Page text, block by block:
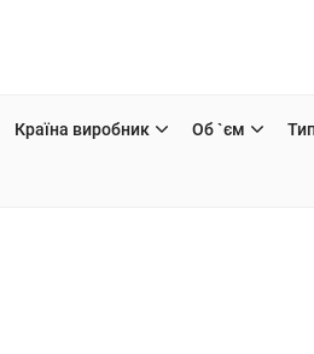
Країна виробник Об `єм